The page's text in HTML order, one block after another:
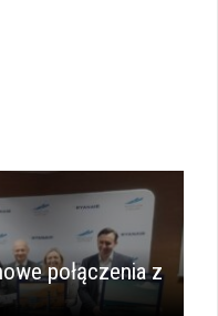
połączenia z